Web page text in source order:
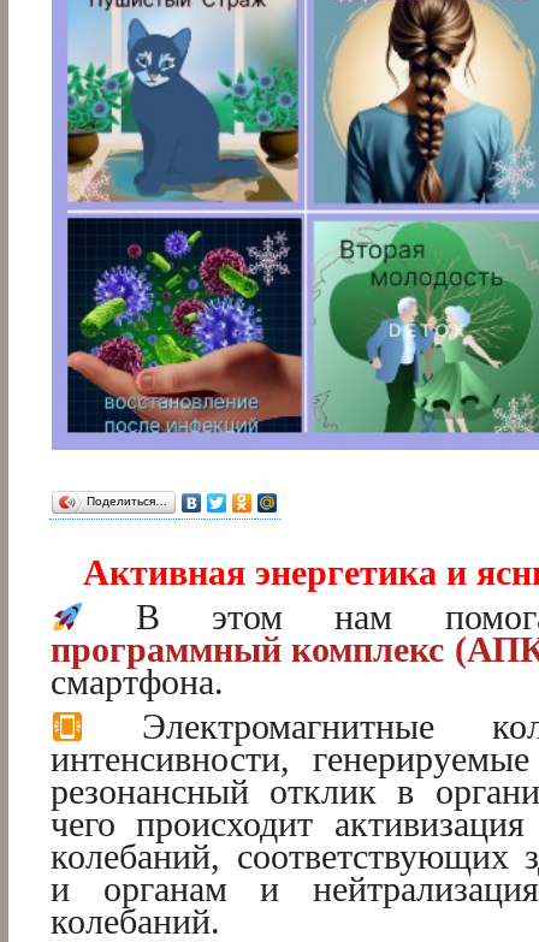
Поделиться…
Активная энергетика и
В этом нам
программный комплекс
смартфона.
Электромагнитные
интенсивности,
резонансный отклик в
чего происходит
колебаний, соответствующих
и органам и нейтрализация
колебаний.